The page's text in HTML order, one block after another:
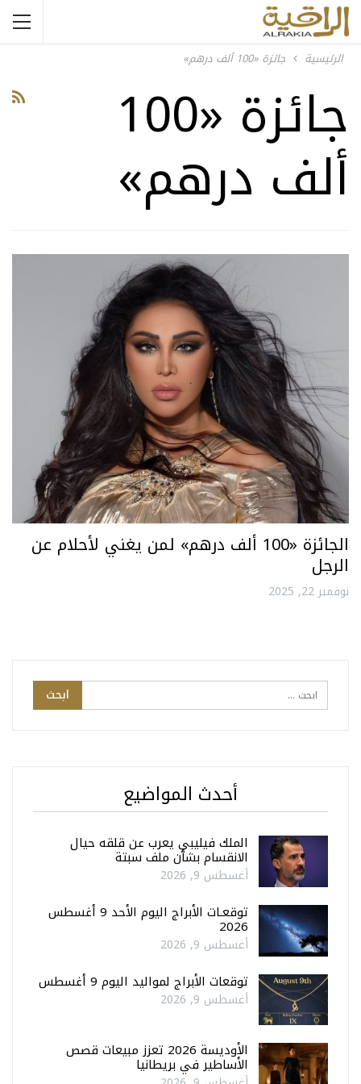
الرئيسية جائزة «100 ألف درهم»
جائزة «100
ألف درهم»
الجائزة «100 ألف درهم» لمن يغني لأحلام عن
الرجل
نوفمبر 22, 2025
أحدث المواضيع
الملك فيليبي يعرب عن قلقه حيال
الانقسام بشأن ملف سبتة
أغسطس 9, 2026
توقعـات الأبراج اليوم الأحد 9 أغسطس
2026
أغسطس 9, 2026
توقعات الأبراج لمواليد اليوم 9 أغسطس
أغسطس 9, 2026
الأوديسة 2026 تعزز مبيعات قصص
الأساطير في بريطانيا